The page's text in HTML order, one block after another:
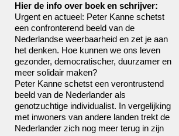
Hier de info over boek en schrijver:
Urgent en actueel: Peter Kanne schetst
een confronterend beeld van de
Nederlandse weerbaarheid en zet je aan
het denken. Hoe kunnen we ons leven
gezonder, democratischer, duurzamer en
meer solidair maken?
Peter Kanne schetst een verontrustend
beeld van de Nederlander als
genotzuchtige individualist. In vergelijking
met inwoners van andere landen trekt de
Nederlander zich nog meer terug in zijn